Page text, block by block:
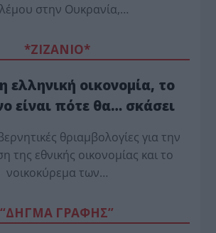
στην Ουκρανία,…
*ZΙΖΑΝΙΟ*
ελληνική οικονομία, το
είναι πότε θα… σκάσει
θριαμβολογίες για την
της εθνικής οικονομίας και το
νοικοκύρεμα των…
“ΔΗΓΜΑ ΓΡΑΦΗΣ”